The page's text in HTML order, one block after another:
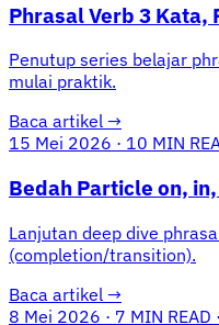
Phrasal Verb 3
Penutup series belajar
mulai praktik.
Baca artikel →
15 Mei 2026 · 10 MIN
Bedah Particle on,
Lanjutan deep dive
(completion/transition).
Baca artikel →
8 Mei 2026 · 7 MIN READ ·